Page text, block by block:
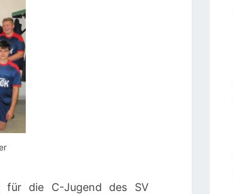
für die C-Jugend des SV